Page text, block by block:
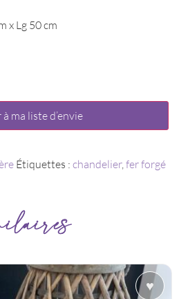
x Lg 50 cm
ma liste d’envie
Étiquettes : chandelier,fer forgé
♥